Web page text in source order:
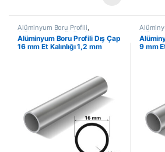
Alüminyum Boru Profili,
Alüminyum Profil En Çok
Satanlar,İndirimli Ürünler
Alüminyum Boru Profili Dış Çap
16 mm Et Kalınlığı 1,2 mm
Satanlar
9 mm